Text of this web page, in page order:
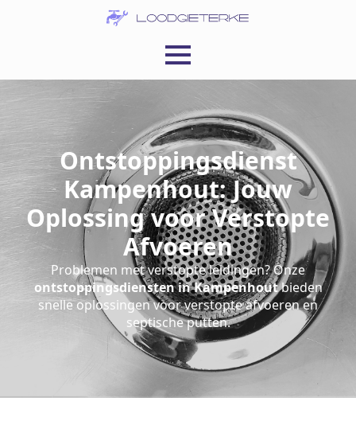
Ontstoppingsdienst
Kampenhout: Jouw
Oplossing voor Verstopte
Afvoeren
Problemen met verstopte leidingen? Onze
ontstoppingsdiensten in Kampenhoutbieden
snelle oplossingen voor verstopte afvoeren en
septische putten.